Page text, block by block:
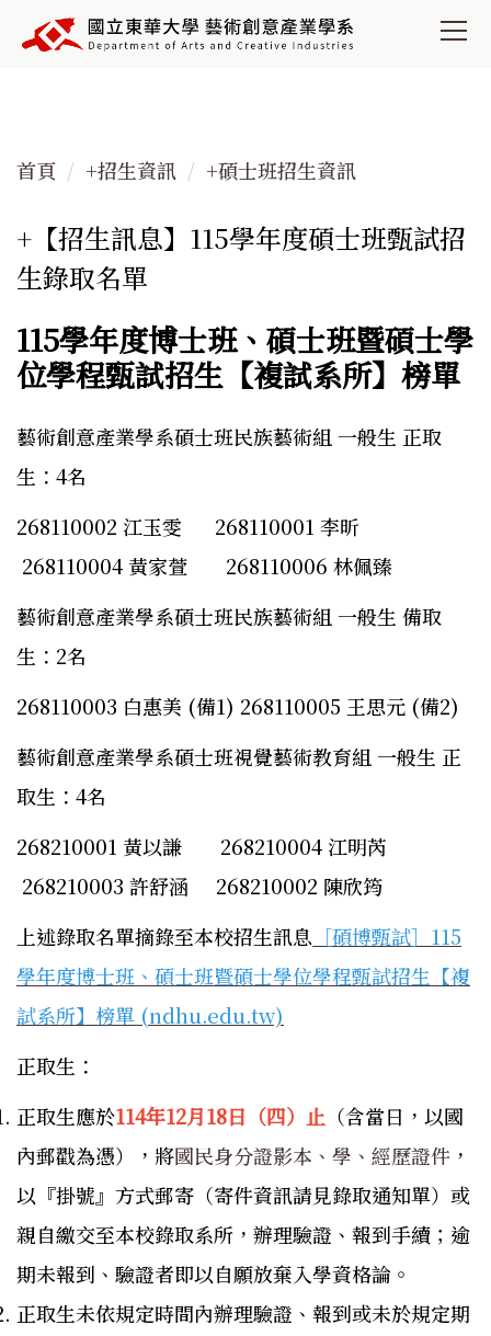
到
容
首頁 +招生資訊 +碩士班招生資訊
+【招生訊息】115學年度碩士班甄試招
生錄取名單
115學年度博士班、碩士班暨碩士學
位學程甄試招生【複試系所】榜單
藝術創意產業學系碩士班民族藝術組 一般生 正取
生：4名
268110002 江玉雯 268110001 李昕
268110004 黃家萱 268110006 林佩臻
藝術創意產業學系碩士班民族藝術組 一般生 備取
生：2名
268110003 白惠美 (備1) 268110005 王思元 (備2)
藝術創意產業學系碩士班視覺藝術教育組 一般生 正
取生：4名
268210001 黃以謙 268210004 江明芮
268210003 許舒涵 268210002 陳欣筠
上述錄取名單摘錄至本校招生訊息 ［碩博甄試］115
學年度博士班、碩士班暨碩士學位學程甄試招生【複
試系所】榜單 (ndhu.edu.tw)
正取生：
正取生應於114年12月18日（四）止 （含當日，以國
內郵戳為憑），將國民身分證影本、學、經歷證件 ，
以『掛號』方式郵寄（寄件資訊請見錄取通知單）或
親自繳交至本校錄取系所，辦理驗證、報到手續；逾
期未報到、驗證者即以自願放棄入學資格論。
正取生未依規定時間內辦理驗證、報到或未於規定期